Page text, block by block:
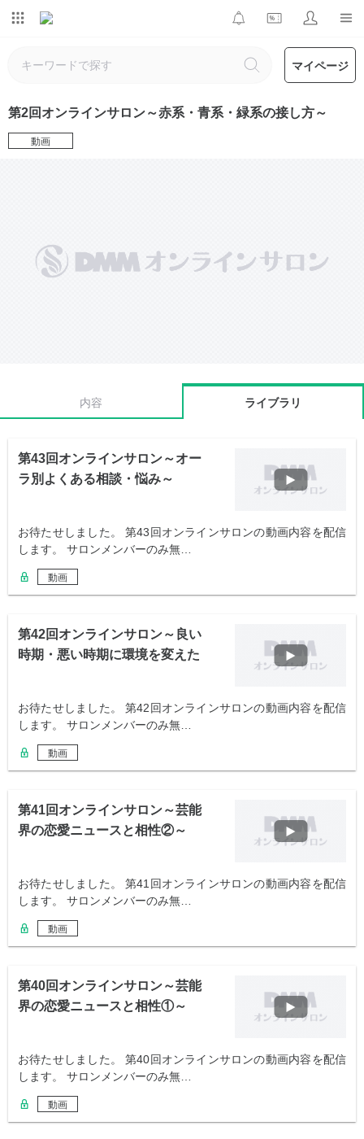
マイページ
第2回オンラインサロン～赤系・青系・緑系の接し方～
動画
内容 ライブラリ
第43回オンラインサロン～オー
ラ別よくある相談・悩み～
お待たせしました。 第43回オンラインサロンの動画内容を配信
します。 サロンメンバーのみ無…
動画
第42回オンラインサロン～良い
時期・悪い時期に環境を変えた
お待たせしました。 第42回オンラインサロンの動画内容を配信
します。 サロンメンバーのみ無…
動画
第41回オンラインサロン～芸能
界の恋愛ニュースと相性②～
お待たせしました。 第41回オンラインサロンの動画内容を配信
します。 サロンメンバーのみ無…
動画
第40回オンラインサロン～芸能
界の恋愛ニュースと相性①～
お待たせしました。 第40回オンラインサロンの動画内容を配信
します。 サロンメンバーのみ無…
動画